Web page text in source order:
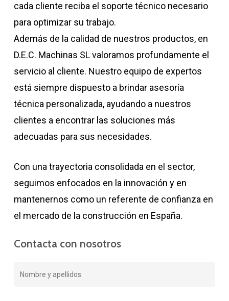
cada cliente reciba el soporte técnico necesario
para optimizar su trabajo.
Además de la calidad de nuestros productos, en
D.E.C. Machinas SL valoramos profundamente el
servicio al cliente. Nuestro equipo de expertos
está siempre dispuesto a brindar asesoría
técnica personalizada, ayudando a nuestros
clientes a encontrar las soluciones más
adecuadas para sus necesidades.
Con una trayectoria consolidada en el sector,
seguimos enfocados en la innovación y en
mantenernos como un referente de confianza en
el mercado de la construcción en España.
Contacta con nosotros